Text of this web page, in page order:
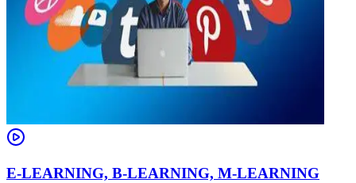
E-LEARNING, B-LEARNING, M-LEARNING